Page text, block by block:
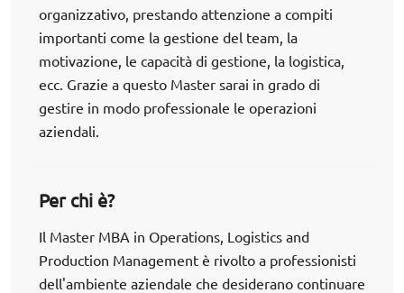
organizzativo, prestando attenzione a compiti
importanti come la gestione del team, la
motivazione, le capacità di gestione, la logistica,
ecc. Grazie a questo Master sarai in grado di
gestire in modo professionale le operazioni
aziendali.
Per chi è?
Il Master MBA in Operations, Logistics and
Production Management è rivolto a professionisti
dell'ambiente aziendale che desiderano continuare